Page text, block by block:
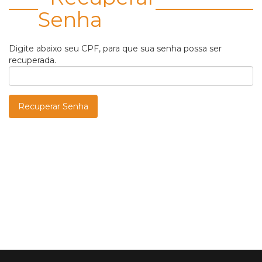
Senha
Digite abaixo seu CPF, para que sua senha possa ser
recuperada.